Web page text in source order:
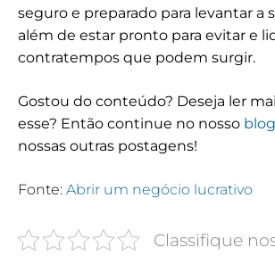
seguro e preparado para levantar a
além de estar pronto para evitar e
contratempos que podem surgir.
Gostou do conteúdo? Deseja ler
esse? Então continue no nosso blog
nossas outras postagens!
Fonte: Abrir um negócio lucrativo
Classifique